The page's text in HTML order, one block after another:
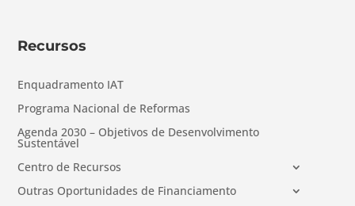
Recursos
Enquadramento IAT
Programa Nacional de Reformas
Agenda 2030 – Objetivos de Desenvolvimento
Sustentável
Centro de Recursos
Outras Oportunidades de Financiamento